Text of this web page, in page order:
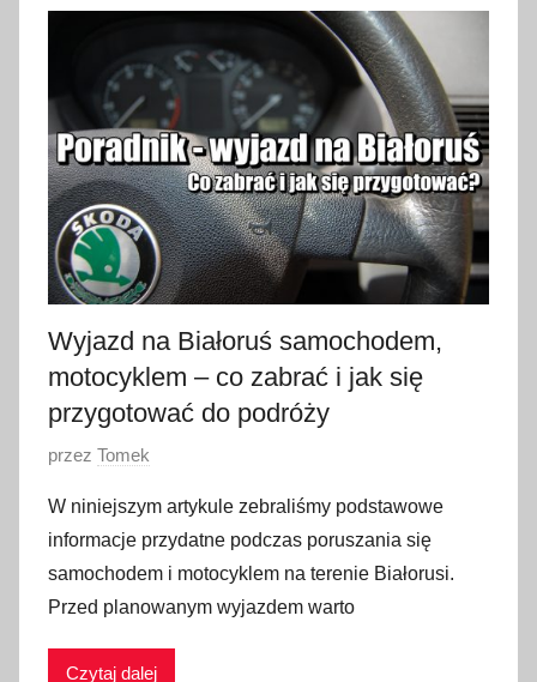
g
n
i
a
2
0
2
4Wyjazd na Białoruś samochodem,
motocyklem – co zabrać i jak się
przygotować do podróży
O
u
b
l
i
przez Tomek
W niniejszym artykule zebraliśmy podstawowe
informacje przydatne podczas poruszania się
samochodem i motocyklem na terenie Białorusi.
Przed planowanym wyjazdem warto
Czytaj dalej